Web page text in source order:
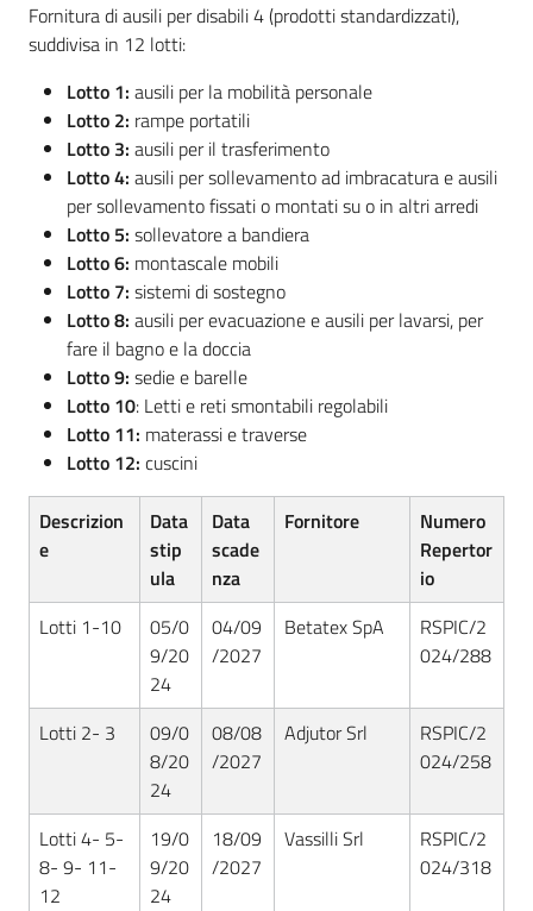
Piattaforme
telematiche
English
site
Seguici
su
Fornitura di ausili per disabili 4 (prodotti standardizzati),
suddivisa in 12 lotti:
Lotto 1: ausili per la mobilità personale
Lotto 2: rampe portatili
Lotto 3: ausili per il trasferimento
Lotto 4: ausili per sollevamento ad imbracatura e ausili
per sollevamento fissati o montati su o in altri arredi
Lotto 5: sollevatore a bandiera
Lotto 6: montascale mobili
Lotto 7: sistemi di sostegno
Lotto 8: ausili per evacuazione e ausili per lavarsi, per
fare il bagno e la doccia
Lotto 9: sedie e barelle
Lotto 10: Letti e reti smontabili regolabili
Lotto 11: materassi e traverse
Lotto 12: cuscini
Descrizion
e
Data
stip
ula
Data
scade
nza
Fornitore
Numero
Repertor
io
Lotti 1-10
05/0
9/20
24
04/09
/2027
Betatex SpA
RSPIC/2
024/288
Lotti 2- 3
09/0
8/20
24
08/08
/2027
Adjutor Srl
RSPIC/2
024/258
Lotti 4- 5-
8- 9- 11-
12
19/0
9/20
24
18/09
/2027
Vassilli Srl
RSPIC/2
024/318